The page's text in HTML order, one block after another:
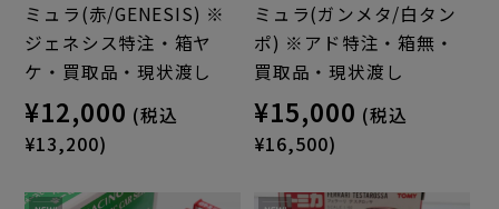
ミュラ(赤/GENESIS) ※
ジェネシス特注・箱ヤ
ケ・買取品・現状渡し
¥12,000 (税込
¥13,200)
ミュラ(ガンメタ/白タン
ポ) ※アド特注・箱無・
買取品・現状渡し
¥15,000 (税込
¥16,500)